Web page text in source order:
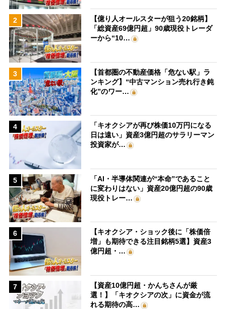
2
【億り人オールスターが狙う20銘柄】
「総資産69億円超」90歳現役トレーダ
ーから“10…
3
【首都圏の不動産価格「危ない駅」ラ
ンキング】“中古マンション売れ行き鈍
化”のワー…
4
「キオクシアが再び株価10万円になる
日は遠い」資産3億円超のサラリーマン
投資家が…
5
「AI・半導体関連が“本命”であること
に変わりはない」資産20億円超の90歳
現役トレー…
6
【キオクシア・ショック後に「株価倍
増」も期待できる注目銘柄5選】資産3
億円超・…
7
【資産10億円超・かんちさんが厳
選！】「キオクシアの次」に資金が流
れる期待の高…